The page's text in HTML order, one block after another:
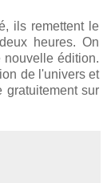
ils remettent le
heures. On
nouvelle édition.
de l'univers et
gratuitement sur